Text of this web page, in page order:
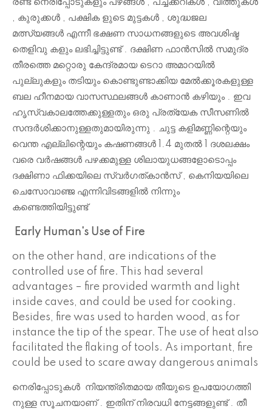
രണ്ട് നെരിപ്പോടുകളും പഴങ്ങൾ , പച്ചക്കറികൾ , വിത്തുകൾ
, കുരുക്കൾ , പക്ഷിക ളുടെ മുട്ടകൾ , ശുദ്ധജല
മത്സ്യങ്ങൾ എന്നീ ഭക്ഷണ സാധനങ്ങളുടെ അവശിഷ്ട
തെളിവു കളും ലഭിച്ചിട്ടുണ്ട് . ദക്ഷിണ ഫാൻസിൽ സമുദ്ര
തീരത്തെ മറ്റൊരു കേന്ദ്രമായ ടെറാ അമാറയിൽ
പുല്ലുകളും തടിയും കൊണ്ടുണ്ടാക്കിയ മേൽക്കൂരകളുള്ള
ബല ഹീനമായ വാസസ്ഥലങ്ങൾ കാണാൻ കഴിയും . ഇവ
ഹൃസ്വകാലത്തേക്കുള്ളതും ഒരു പ്രത്യേക സീസണിൽ
സന്ദർശിക്കാനുള്ളതുമായിരുന്നു . ചുട്ട കളിമണ്ണിന്റെയും
വെന്ത എല്ലിന്റെയും കഷണങ്ങൾ 1.4 മുതൽ 1 ദശലക്ഷം
വരെ വർഷങ്ങൾ പഴക്കമുള്ള ശിലായുധങ്ങളോടൊപ്പം
ദക്ഷിണാ ഫിക്കയിലെ സ്വർഗത്കാൻസ് , കെനിയയിലെ
ചെസോവാഞ്ജ എന്നിവിടങ്ങളിൽ നിന്നും
കണ്ടെത്തിയിട്ടുണ്ട്
Early Human's Use of Fire
on the other hand, are indications of the
controlled use of fire. This had several
advantages – fire provided warmth and light
inside caves, and could be used for cooking.
Besides, fire was used to harden wood, as for
instance the tip of the spear. The use of heat also
facilitated the flaking of tools. As important, fire
could be used to scare away dangerous animals
നെരിപ്പോടുകൾ നിയന്ത്രിതമായ തീയുടെ ഉപയോഗത്തി
നുള്ള സൂചനയാണ് . ഇതിന് നിരവധി നേട്ടങ്ങളുണ്ട് . തീ